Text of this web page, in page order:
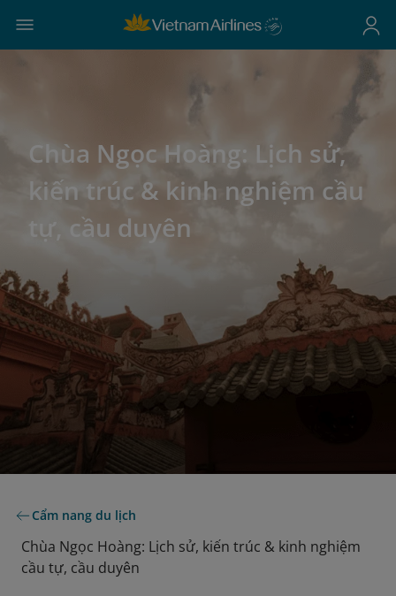
Chùa Ngọc Hoàng: Lịch sử,
kiến trúc & kinh nghiệm cầu
tự, cầu duyên
Cẩm nang du lịch
Chùa Ngọc Hoàng: Lịch sử, kiến trúc & kinh nghiệm
cầu tự, cầu duyên